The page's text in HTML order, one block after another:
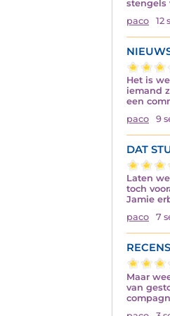
stengels
paco
12
Het is
iemand
een
paco
9
DAT
Laten
toch
Jamie
paco
7
Maar
van